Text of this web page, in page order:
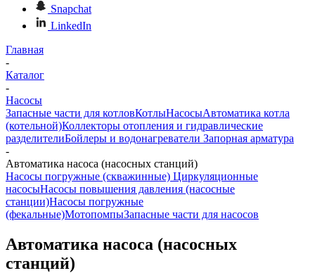
Snapchat
LinkedIn
Главная
-
Каталог
-
Насосы
Запасные части для котловКотлыНасосыАвтоматика котла
(котельной)Коллекторы отопления и гидравлические
разделителиБойлеры и водонагреватели Запорная арматура
-
Автоматика насоса (насосных станций)
Насосы погружные (скважинные) Циркуляционные
насосыНасосы повышения давления (насосные
станции)Насосы погружные
(фекальные)МотопомпыЗапасные части для насосов
Автоматика насоса (насосных
станций)